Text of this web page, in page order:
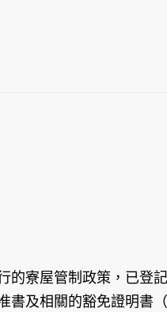
寮屋管制政策，已登記
書及相關的豁免證明書